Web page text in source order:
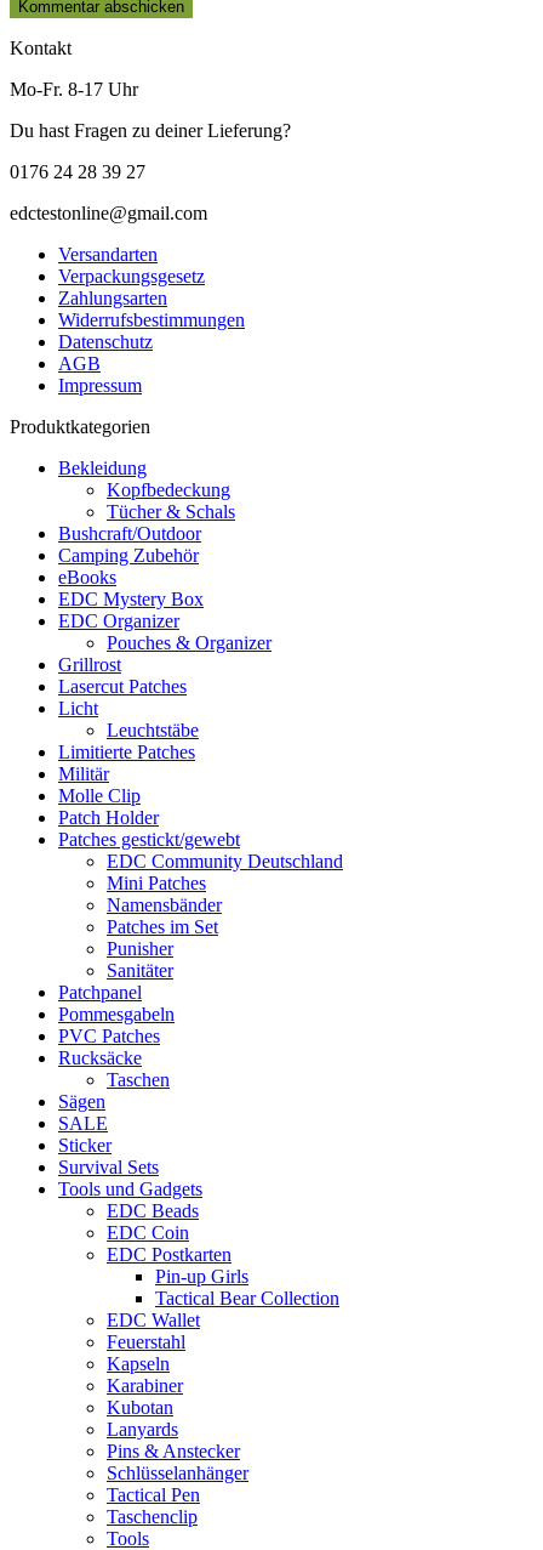
Kontakt
Mo-Fr. 8-17 Uhr
Du hast Fragen zu deiner Lieferung?
0176 24 28 39 27
edctestonline@gmail.com
Versandarten
Verpackungsgesetz
Zahlungsarten
Widerrufsbestimmungen
Datenschutz
AGB
Impressum
Produktkategorien
Bekleidung
Kopfbedeckung
Tücher & Schals
Bushcraft/Outdoor
Camping Zubehör
eBooks
EDC Mystery Box
EDC Organizer
Pouches & Organizer
Grillrost
Lasercut Patches
Licht
Leuchtstäbe
Limitierte Patches
Militär
Molle Clip
Patch Holder
Patches gestickt/gewebt
EDC Community Deutschland
Mini Patches
Namensbänder
Patches im Set
Punisher
Sanitäter
Patchpanel
Pommesgabeln
PVC Patches
Rucksäcke
Taschen
Sägen
SALE
Sticker
Survival Sets
Tools und Gadgets
EDC Beads
EDC Coin
EDC Postkarten
Pin-up Girls
Tactical Bear Collection
EDC Wallet
Feuerstahl
Kapseln
Karabiner
Kubotan
Lanyards
Pins & Anstecker
Schlüsselanhänger
Tactical Pen
Taschenclip
Tools